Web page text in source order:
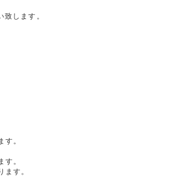
します。
す。
す。
ます。